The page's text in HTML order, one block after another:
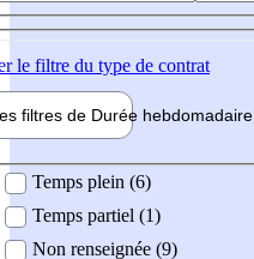
le filtre du type de contrat
filtres de Durée hebdomadaire
Temps plein (6)
Temps partiel (1)
Non renseignée (9)